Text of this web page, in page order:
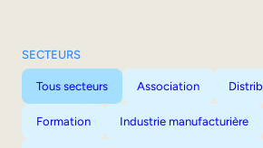
SECTEURS
Tous secteurs Association
Formation Industrie manufacturière